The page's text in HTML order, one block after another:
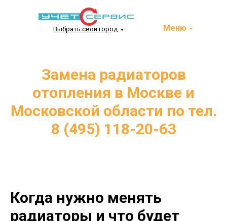
Выбрать свой город Меню
Замена радиаторов
отопления в Москве и
Московской области по тел.
8 (495) 118-20-63
Когда нужно менять
радиаторы и что будет